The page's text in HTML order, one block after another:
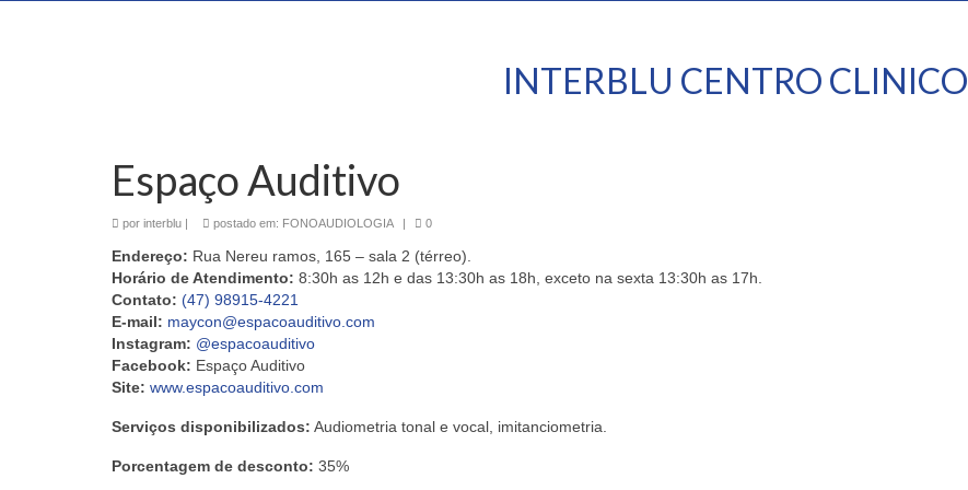
INTERBLU CENTRO CLINICO
Espaço Auditivo
por interblu | postado em: FONOAUDIOLOGIA | 0
Endereço: Rua Nereu ramos, 165 – sala 2 (térreo).
Horário de Atendimento: 8:30h as 12h e das 13:30h as 18h, exceto na sexta 13:30h as 17h.
Contato: (47) 98915-4221
E-mail: maycon@espacoauditivo.com
Instagram: @espacoauditivo
Facebook: Espaço Auditivo
Site: www.espacoauditivo.com
Serviços disponibilizados: Audiometria tonal e vocal, imitanciometria.
Porcentagem de desconto: 35%